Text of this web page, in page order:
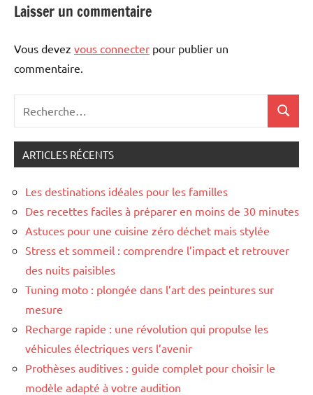
Laisser un commentaire
Vous devez vous connecter pour publier un
commentaire.
:
ARTICLES RÉCENTS
Les destinations idéales pour les familles
Des recettes faciles à préparer en moins de 30 minutes
Astuces pour une cuisine zéro déchet mais stylée
Stress et sommeil : comprendre l’impact et retrouver
des nuits paisibles
Tuning moto : plongée dans l’art des peintures sur
mesure
Recharge rapide : une révolution qui propulse les
véhicules électriques vers l’avenir
Prothèses auditives : guide complet pour choisir le
modèle adapté à votre audition